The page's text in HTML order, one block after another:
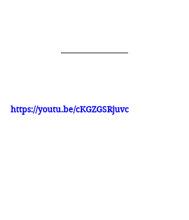
https://youtu.be/cKGZGSRjuvc